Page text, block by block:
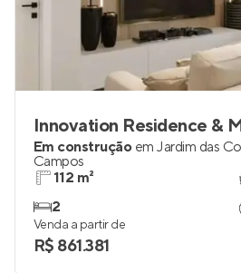
Innovation Residence &
Em construção em Jardim das
Campos
112 m²
2
Venda a partir de
R$ 861.381